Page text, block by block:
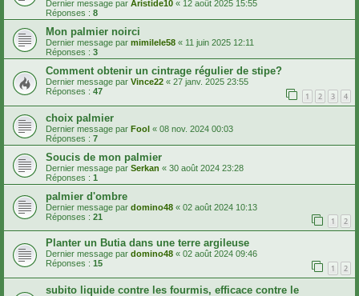
Dernier message par Aristide10 « 12 août 2025 15:55
Réponses : 8
Mon palmier noirci
Dernier message par mimilele58 « 11 juin 2025 12:11
Réponses : 3
Comment obtenir un cintrage régulier de stipe?
Dernier message par Vince22 « 27 janv. 2025 23:55
Réponses : 47 1 2 3 4
choix palmier
Dernier message par Fool « 08 nov. 2024 00:03
Réponses : 7
Soucis de mon palmier
Dernier message par Serkan « 30 août 2024 23:28
Réponses : 1
palmier d'ombre
Dernier message par domino48 « 02 août 2024 10:13
Réponses : 21 1 2
Planter un Butia dans une terre argileuse
Dernier message par domino48 « 02 août 2024 09:46
Réponses : 15 1 2
subito liquide contre les fourmis, efficace contre le